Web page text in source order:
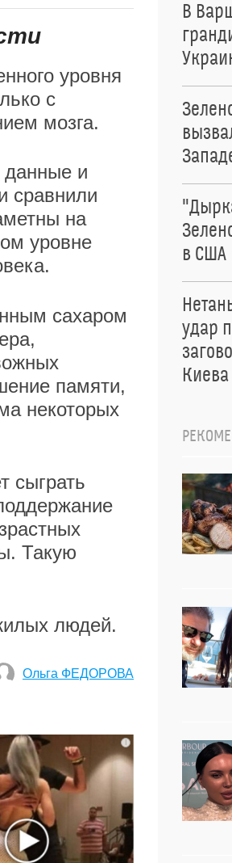
уровня
с
мозга.
данные и
сравнили
на
уровне
сахаром
памяти,
некоторых
сыграть
Такую
людей.
Ольга ФЕДОРОВА
i
В
в США
удар
Киева